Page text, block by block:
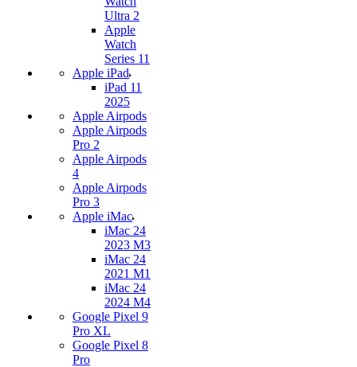
Ultra 2
Apple
Watch
Series 11
Apple iPad
iPad 11
2025
Apple Airpods
Apple Airpods
Pro 2
Apple Airpods
4
Apple Airpods
Pro 3
Apple iMac
iMac 24
2023 M3
iMac 24
2021 M1
iMac 24
2024 M4
Google Pixel 9
Pro XL
Google Pixel 8
Pro